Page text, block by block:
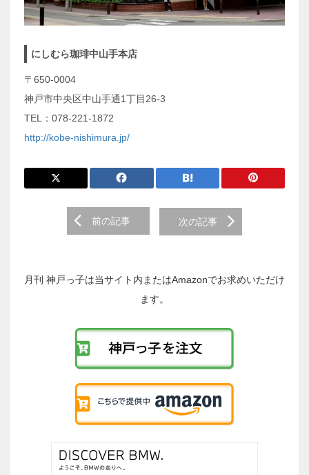
にしむら珈琲中山手本店
〒650-0004
神戸市中央区中山手通1丁目26-3
TEL：078-221-1872
http://kobe-nishimura.jp/
稿
前の記事 次の記事
月刊 神戸っ子は当サイト内またはAmazonでお求めいただけ
ます。